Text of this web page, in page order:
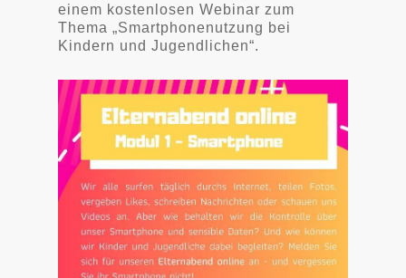
einem kostenlosen Webinar zum
Thema „Smartphonenutzung bei
Kindern und Jugendlichen“.